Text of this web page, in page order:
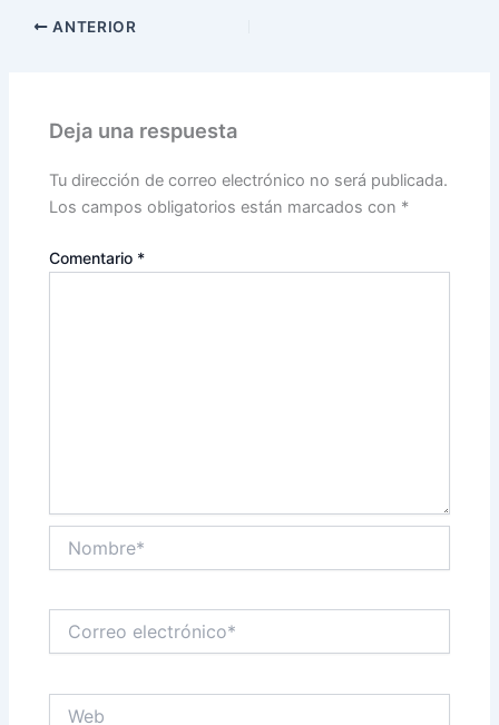
ANTERIOR
Deja una respuesta
Tu dirección de correo electrónico no será publicada.
Los campos obligatorios están marcados con *
Comentario *
electrónico*